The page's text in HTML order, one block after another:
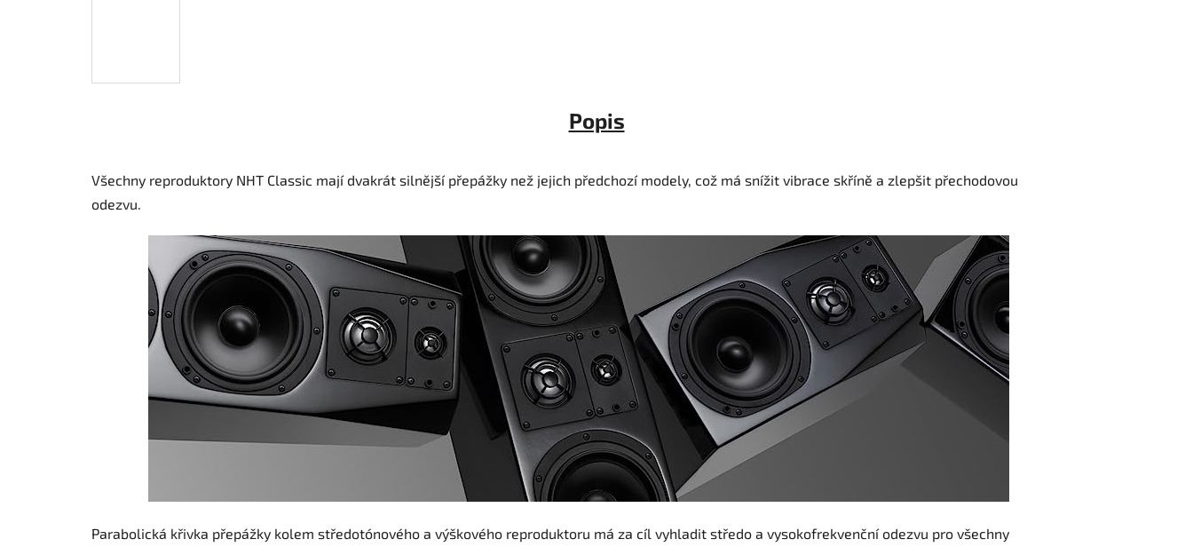
Popis
Všechny reproduktory NHT Classic mají dvakrát silnější přepážky než jejich předchozí modely, což má snížit vibrace skříně a zlepšit přechodovou
odezvu.
Parabolická křivka přepážky kolem středotónového a výškového reproduktoru má za cíl vyhladit středo a vysokofrekvenční odezvu pro všechny